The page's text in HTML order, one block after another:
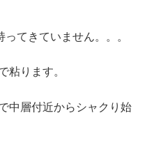
てきていません。。。
粘ります。
中層付近からシャクり始